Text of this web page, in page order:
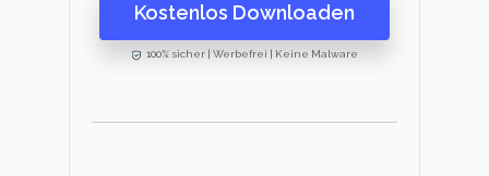
Kostenlos Downloaden
100% sicher | Werbefrei | Keine Malware